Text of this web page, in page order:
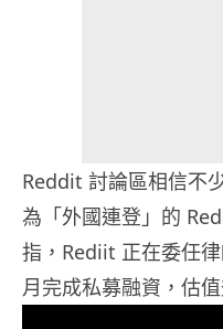
Reddit 討論區相信不
為「外國連登」的
指，Rediit 正在委任
月完成私募融資，估